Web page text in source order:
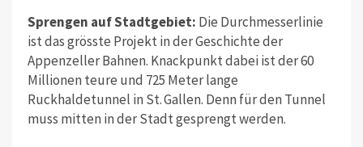
Sprengen auf Stadtgebiet: Die Durchmesserlinie
ist das grösste Projekt in der Geschichte der
Appenzeller Bahnen. Knackpunkt dabei ist der 60
Millionen teure und 725 Meter lange
Ruckhaldetunnel in St. Gallen. Denn für den Tunnel
muss mitten in der Stadt gesprengt werden.